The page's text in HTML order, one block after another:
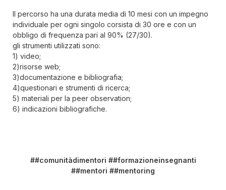
Il percorso ha una durata media di 10 mesi con un impegno
individuale per ogni singolo corsista di 30 ore e con un
obbligo di frequenza pari al 90% (27/30).
gli strumenti utilizzati sono:
1) video;
2)risorse web;
3)documentazione e bibliografia;
4)questionari e strumenti di ricerca;
5) materiali per la peer observation;
6) indicazioni bibliografiche.
##comunitàdimentori ##formazioneinsegnanti
##mentori ##mentoring